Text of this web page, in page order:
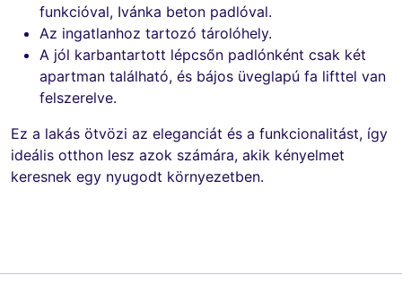
funkcióval, Ivánka beton padlóval.
Az ingatlanhoz tartozó tárolóhely.
A jól karbantartott lépcsőn padlónként csak két
apartman található, és bájos üveglapú fa lifttel van
felszerelve.
Ez a lakás ötvözi az eleganciát és a funkcionalitást, így
ideális otthon lesz azok számára, akik kényelmet
keresnek egy nyugodt környezetben.